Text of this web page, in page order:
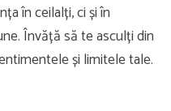
în ceilalți, ci și în
Învăță să te asculți din
și limitele tale.